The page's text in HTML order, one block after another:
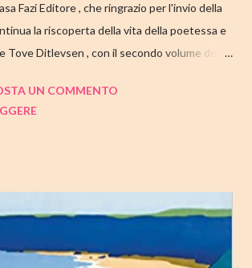
Fazi Editore , che ringrazio per l'invio della
la riscoperta della vita della poetessa e
Tove Ditlevsen , con il secondo volume della
tutte le mie impressioni al suo termine.
Link Amazon TRAMA Dopo "Infanzia", il
trilogia di Copenaghen, grande classico
oggi riscoperto e acclamato a livello
UN COMMENTO